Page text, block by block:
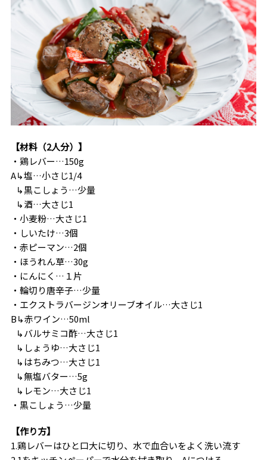
【材料（2人分）】
・鶏レバー…150g
A↳塩…小さじ1/4
↳黒こしょう…少量
↳酒…大さじ1
・ 小麦粉…大さじ1
・ しいたけ…3個
・ 赤ピーマン…2個
・ ほうれん草…30g
・ にんにく…１片
・ 輪切り唐辛子…少量
・ エクストラバージンオリーブオイル…大さじ1
B↳赤ワイン…50ml
↳バルサミコ酢…大さじ1
↳ しょうゆ…大さじ1
↳ はちみつ…大さじ1
↳無塩バター…5g
↳ レモン…大さじ1
・ 黒こしょう…少量
【作り方】
1.鶏レバーはひと口大に切り、水で血合いをよく洗い流す